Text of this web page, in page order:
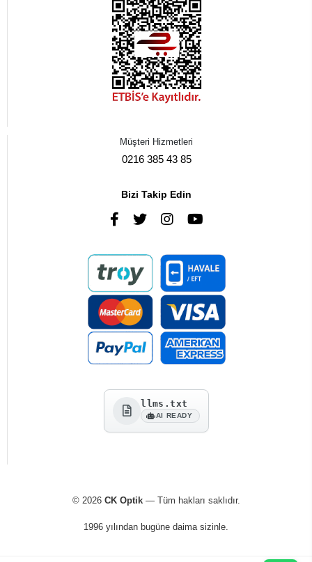
Müşteri Hizmetleri
0216 385 43 85
Bizi Takip Edin
llms.txt
AI READY
© 2026 CK Optik— Tüm hakları saklıdır.
1996 yılından bugüne daima sizinle.